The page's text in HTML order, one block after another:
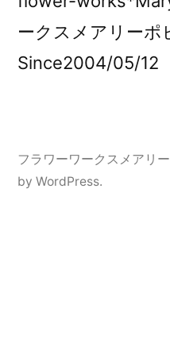
ークスメアリーポ
Since2004/05/12
フラワーワークスメアリ
by WordPress.